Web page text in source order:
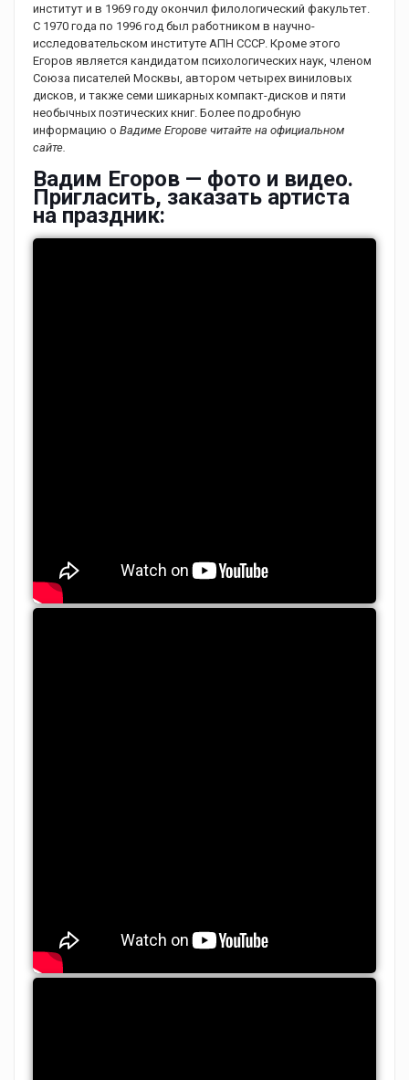
институт и в 1969 году окончил филологический факультет.
С 1970 года по 1996 год был работником в научно-
исследовательском институте АПН СССР. Кроме этого
Егоров является кандидатом психологических наук, членом
Союза писателей Москвы, автором четырех виниловых
дисков, и также семи шикарных компакт-дисков и пяти
необычных поэтических книг. Более подробную
информацию о Вадиме Егорове читайте на официальном
сайте.
Вадим Егоров — фото и видео.
Пригласить, заказать артиста
на праздник: